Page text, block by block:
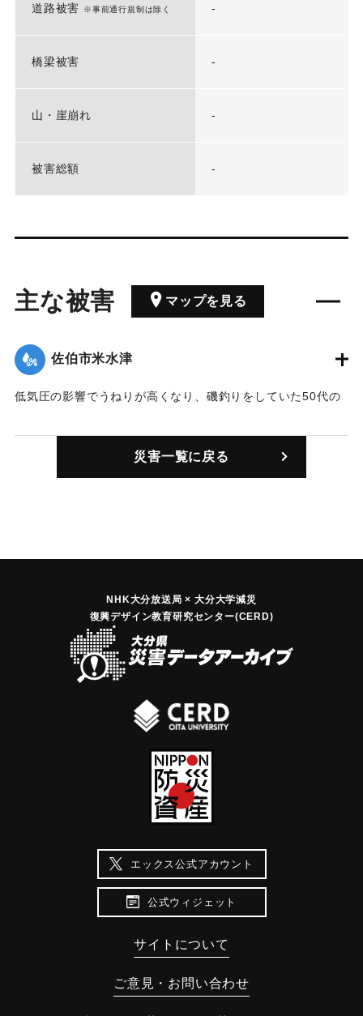
道路被害 ※事前通行規制は除く -
橋梁被害 -
山・崖崩れ -
被害総額 -
主な被害 マップを見る
佐伯市米水津
低気圧の影響でうねりが高くなり、磯釣りをしていた50代の
した。男性は６人で瀬渡し船で磯に渡って釣りをしていたと
ころ、波にさらわれた。災害一覧に戻る
NHK大分放送局 × 大分大学減災
復興デザイン教育研究センター(CERD)
エックス公式アカウント
公式ウィジェット
サイトについて
ご意見・お問い合わせ